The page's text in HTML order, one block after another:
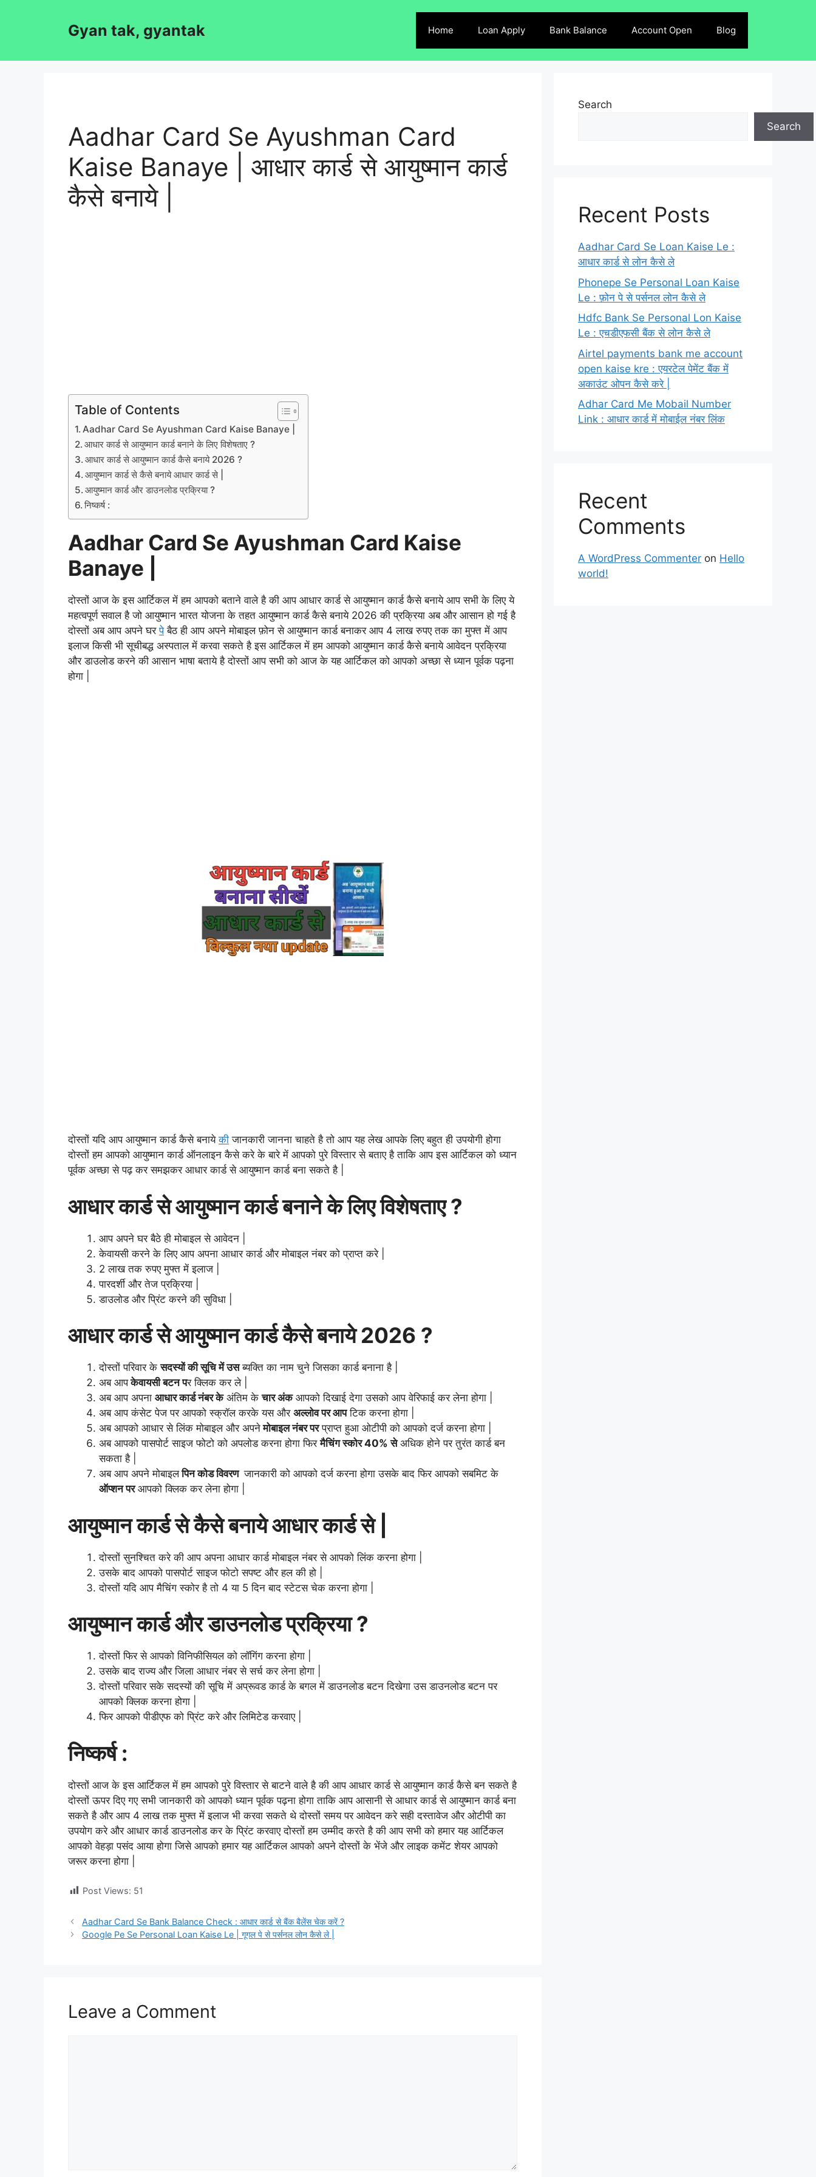
Gyan tak, gyantak Home Loan Apply Bank Balance Account Open Blog
Aadhar Card Se Ayushman Card
Kaise Banaye | आधार कार्ड से आयुष्मान कार्ड
कैसे बनाये |
Table of Contents
Aadhar Card Se Ayushman Card Kaise Banaye |
आधार कार्ड से आयुष्मान कार्ड बनाने के लिए विशेषताए ?
आधार कार्ड से आयुष्मान कार्ड कैसे बनाये 2026 ?
आयुष्मान कार्ड से कैसे बनाये आधार कार्ड से |
आयुष्मान कार्ड और डाउनलोड प्रक्रिया ?
निष्कर्ष :
Aadhar Card Se Ayushman Card Kaise
Banaye |
दोस्तों आज के इस आर्टिकल में हम आपको बताने वाले है की आप आधार कार्ड से आयुष्मान कार्ड कैसे बनाये आप सभी के लिए ये
महत्वपूर्ण सवाल है जो आयुष्मान भारत योजना के तहत आयुष्मान कार्ड कैसे बनाये 2026 की प्रक्रिया अब और आसान हो गई है
दोस्तों अब आप अपने घरपेबैठ ही आप अपने मोबाइल फ़ोन से आयुष्मान कार्ड बनाकर आप 4 लाख रुपए तक का मुफ्त में आप
इलाज किसी भी सूचीबद्ध अस्पताल में करवा सकते है इस आर्टिकल में हम आपको आयुष्मान कार्ड कैसे बनाये आवेदन प्रक्रिया
और डाउलोड करने की आसान भाषा बताये है दोस्तों आप सभी को आज के यह आर्टिकल को आपको अच्छा से ध्यान पूर्वक पढ़ना
होगा |
दोस्तों यदि आप आयुष्मान कार्ड कैसे बनायेकी जानकारी जानना चाहते है तो आप यह लेख आपके लिए बहुत ही उपयोगी होगा
दोस्तों हम आपको आयुष्मान कार्ड ऑनलाइन कैसे करे के बारे में आपको पुरे विस्तार से बताए है ताकि आप इस आर्टिकल को ध्यान
पूर्वक अच्छा से पढ़ कर समझकर आधार कार्ड से आयुष्मान कार्ड बना सकते है |
आधार कार्ड से आयुष्मान कार्ड बनाने के लिए विशेषताए ?
आप अपने घर बैठे ही मोबाइल से आवेदन |
केवायसी करने के लिए आप अपना आधार कार्ड और मोबाइल नंबर को प्राप्त करे |
2 लाख तक रुपए मुफ्त में इलाज |
पारदर्शी और तेज प्रक्रिया |
डाउलोड और प्रिंट करने की सुविधा |
आधार कार्ड से आयुष्मान कार्ड कैसे बनाये 2026 ?
दोस्तों परिवार केसदस्यों की सूचि में उसब्यक्ति का नाम चुने जिसका कार्ड बनाना है |
अब आपकेवायसी बटन पर क्लिक कर ले |
अब आप अपना आधार कार्ड नंबर केअंतिम केचार अंकआपको दिखाई देगा उसको आप वेरिफाई कर लेना होगा |
अब आप कंसेट पेज पर आपको स्क्रॉल करके यस और अल्लोव पर आपटिक करना होगा |
अब आपको आधार सेलिंक मोबाइल और अपनेमोबाइल नंबर परप्राप्त हुआ ओटीपी को आपको दर्ज करना होगा |
अब आपको पासपोर्ट साइज फोटो को अपलोड करना होगा फिरमैचिंग स्कोर 40% सेअधिक होने पर तुरंत कार्ड बन
सकता है |
अब आप अपने मोबाइलपिन कोड विवरण जानकारी को आपको दर्ज करना होगा उसके बाद फिर आपको सबमिट के
ऑप्शन परआपको क्लिक कर लेना होगा |
आयुष्मान कार्ड से कैसे बनाये आधार कार्ड से |
दोस्तों सुनश्चित करे की आप अपना आधार कार्ड मोबाइल नंबर से आपको लिंक करना होगा |
उसके बाद आपको पासपोर्ट साइज फोटो सपष्ट और हल की हो |
दोस्तों यदि आप मैचिंग स्कोर है तो 4 या 5 दिन बाद स्टेटस चेक करना होगा |
आयुष्मान कार्ड और डाउनलोड प्रक्रिया ?
दोस्तों फिर से आपको विनिफीसियल को लॉगिंग करना होगा |
उसके बाद राज्य और जिला आधार नंबर से सर्च कर लेना होगा |
दोस्तों परिवार सके सदस्यों की सूचि में अप्रूवड कार्ड के बगल में डाउनलोड बटन दिखेगा उस डाउनलोड बटन पर
आपको क्लिक करना होगा |
फिर आपको पीडीएफ को प्रिंट करे और लिमिटेड करवाए |
निष्कर्ष :
दोस्तों आज के इस आर्टिकल में हम आपको पुरे विस्तार से बाटने वाले है की आप आधार कार्ड से आयुष्मान कार्ड कैसे बन सकते है
दोस्तों ऊपर दिए गए सभी जानकारी को आपको ध्यान पूर्वक पढ़ना होगा ताकि आप आसानी से आधार कार्ड से आयुष्मान कार्ड बना
सकते है और आप 4 लाख तक मुफ्त में इलाज भी करवा सकते थे दोस्तों समय पर आवेदन करे सही दस्तावेज और ओटीपी का
उपयोग करे और आधार कार्ड डाउनलोड कर के प्रिंट करवाए दोस्तों हम उम्मीद करते है की आप सभी को हमार यह आर्टिकल
आपको वेहड़ा पसंद आया होगा जिसे आपको हमार यह आर्टिकल आपको अपने दोस्तों के भेंजे और लाइक कमेंट शेयर आपको
जरूर करना होगा |
Post Views: 51
Aadhar Card Se Bank Balance Check : आधार कार्ड से बैंक बैलेंस चेक करें ?
Google Pe Se Personal Loan Kaise Le | गूगल पे से पर्सनल लोन कैसे ले |
Leave a Comment
Search
Search
Recent Posts
Aadhar Card Se Loan Kaise Le :
आधार कार्ड से लोन कैसे ले
Phonepe Se Personal Loan Kaise
Le : फ़ोन पे से पर्सनल लोन कैसे ले
Hdfc Bank Se Personal Lon Kaise
Le : एचडीएफसी बैंक से लोन कैसे ले
Airtel payments bank me account
open kaise kre : एयरटेल पेमेंट बैंक में
अकाउंट ओपन कैसे करे |
Adhar Card Me Mobail Number
Link : आधार कार्ड में मोबाईल नंबर लिंक
Recent
Comments
A WordPress Commenter on Hello
world!